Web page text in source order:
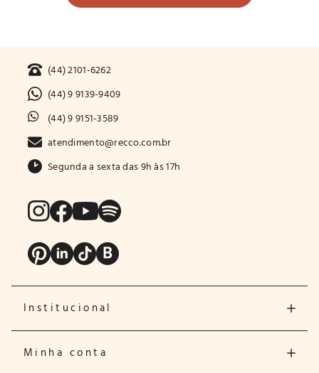
(44) 2101-6262
(44) 9 9139-9409
(44) 9 9151-3589
atendimento@recco.com.br
Segunda a sexta das 9h às 17h
Institucional
Minha conta